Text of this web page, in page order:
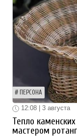
ПЕРСОНА
12:08 | 3 августа
Тепло
мастером